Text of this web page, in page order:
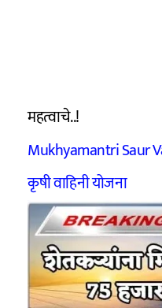
महत्वाचे..!
Mukhyamantri Saur
कृषी वाहिनी योजना